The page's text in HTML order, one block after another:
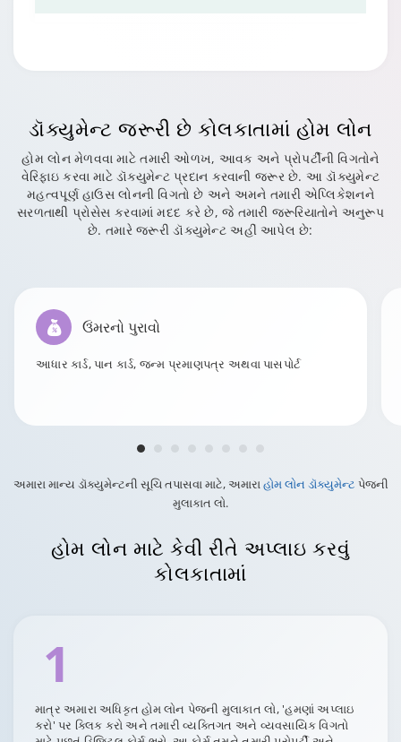
ડૉક્યુમેન્ટ જરૂરી છે કોલકાતામાં હોમ લોન
હોમ લોન મેળવવા માટે તમારી ઓળખ, આવક અને પ્રોપર્ટીની વિગતોને
વેરિફાઇ કરવા માટે ડૉક્યુમેન્ટ પ્રદાન કરવાની જરૂર છે. આ ડૉક્યુમેન્ટ
મહત્વપૂર્ણ હાઉસ લોનની વિગતો છે અને અમને તમારી એપ્લિકેશનને
સરળતાથી પ્રોસેસ કરવામાં મદદ કરે છે, જે તમારી જરૂરિયાતોને અનુરૂપ
છે. તમારે જરૂરી ડૉક્યુમેન્ટ અહીં આપેલ છે:
ઉંમરનો પુરાવો
આધાર કાર્ડ, પાન કાર્ડ, જન્મ પ્રમાણપત્ર અથવા પાસપોર્ટ
અમારા માન્ય ડૉક્યુમેન્ટની સૂચિ તપાસવા માટે, અમારાહોમ લોન ડૉક્યુમેન્ટ પેજની
મુલાકાત લો.
હોમ લોન માટે કેવી રીતે અપ્લાઇ કરવું
કોલકાતામાં
1
માત્ર અમારા અધિકૃત હોમ લોન પેજની મુલાકાત લો, 'હમણાં અપ્લાઇ
કરો' પર ક્લિક કરો અને તમારી વ્યક્તિગત અને વ્યવસાયિક વિગતો